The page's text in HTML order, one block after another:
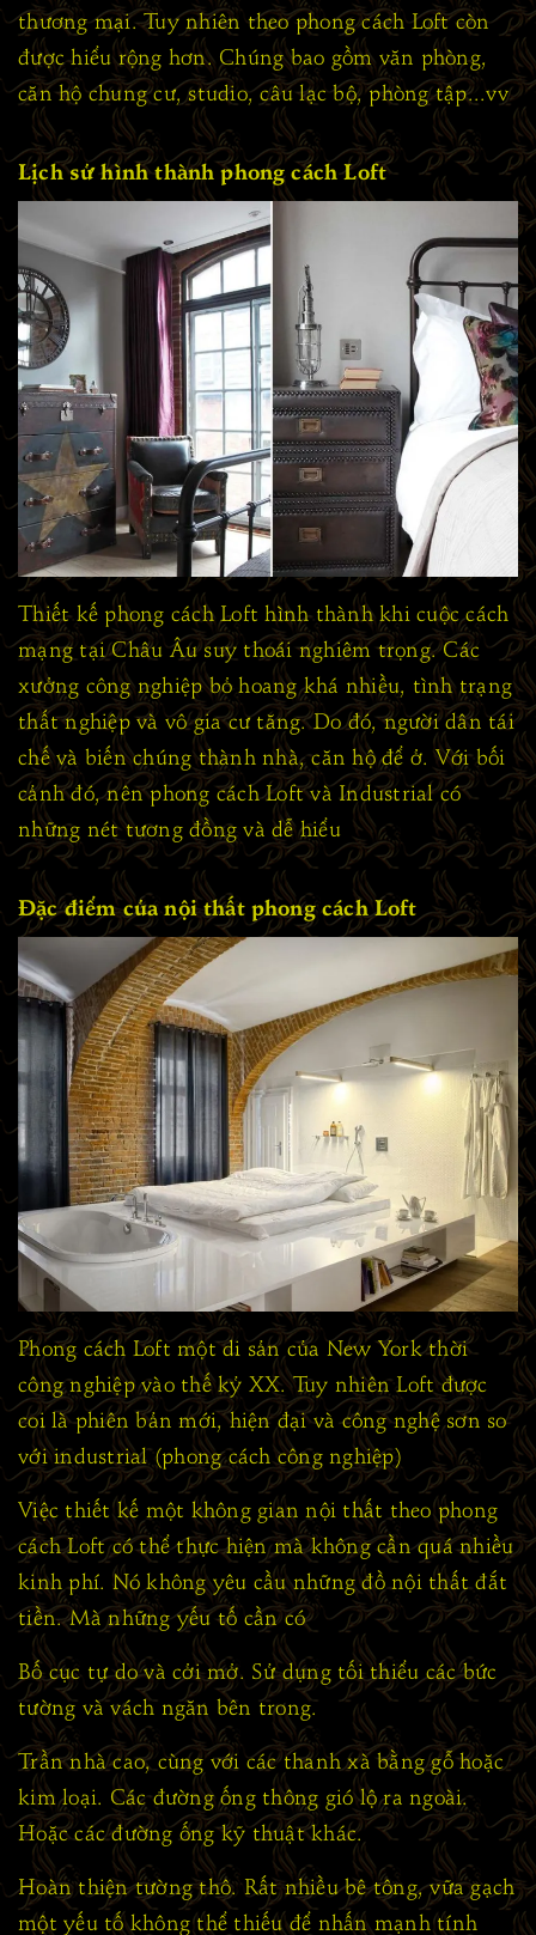
thương mại. Tuy nhiên theo phong cách Loft còn
được hiểu rộng hơn. Chúng bao gồm văn phòng,
căn hộ chung cư, studio, câu lạc bộ, phòng tập...vv
Lịch sử hình thành phong cách Loft
Thiết kế phong cách Loft hình thành khi cuộc cách
mạng tại Châu Âu suy thoái nghiêm trọng. Các
xưởng công nghiệp bỏ hoang khá nhiều, tình trạng
thất nghiệp và vô gia cư tăng. Do đó, người dân tái
chế và biến chúng thành nhà, căn hộ để ở. Với bối
cảnh đó, nên phong cách Loft và Industrial có
những nét tương đồng và dễ hiểu
Đặc điểm của nội thất phong cách Loft
Phong cách Loft một di sản của New York thời
công nghiệp vào thế kỷ XX. Tuy nhiên Loft được
coi là phiên bản mới, hiện đại và công nghệ sơn so
với industrial (phong cách công nghiệp)
Việc thiết kế một không gian nội thất theo phong
cách Loft có thể thực hiện mà không cần quá nhiều
kinh phí. Nó không yêu cầu những đồ nội thất đắt
tiền. Mà những yếu tố cần có
Bố cục tự do và cởi mở. Sử dụng tối thiểu các bức
tường và vách ngăn bên trong.
Trần nhà cao, cùng với các thanh xà bằng gỗ hoặc
kim loại. Các đường ống thông gió lộ ra ngoài.
Hoặc các đường ống kỹ thuật khác.
Hoàn thiện tường thô. Rất nhiều bê tông, vữa gạch
một yếu tố không thể thiếu để nhấn mạnh tính